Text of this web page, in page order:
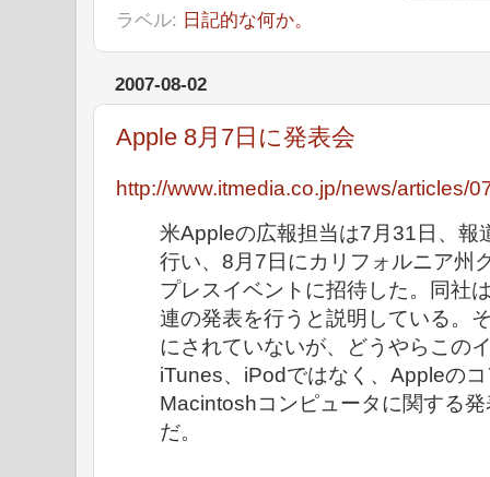
ラベル: 日記的な何か。
2007-08-02
Apple 8月7日に発表会
http://www.itmedia.co.jp/news/articles/
米Appleの広報担当は7月31日、報
行い、8月7日にカリフォルニア州
プレスイベントに招待した。同社
連の発表を行うと説明している。
にされていないが、どうやらこの
iTunes、iPodではなく、Appleの
Macintoshコンピュータに関する
だ。